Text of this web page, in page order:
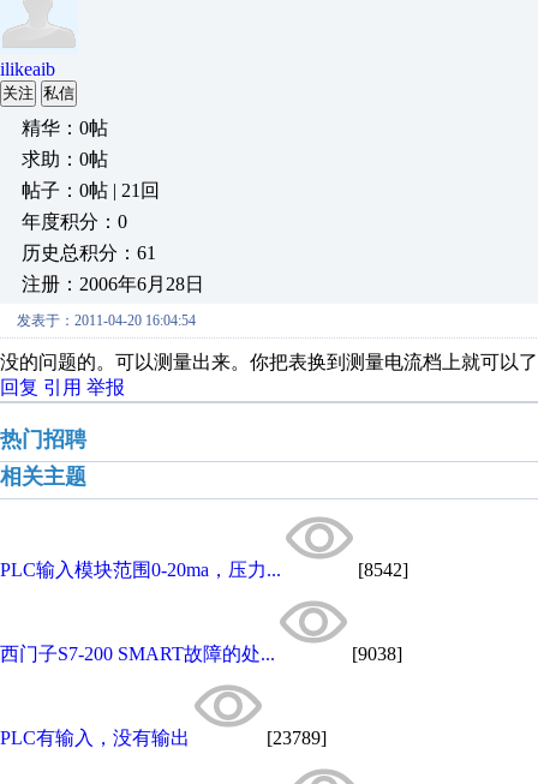
ilikeaib
关注 私信
精华：0帖
求助：0帖
帖子：0帖 | 21回
年度积分：0
历史总积分：61
注册：2006年6月28日
发表于：2011-04-20 16:04:54
没的问题的。可以测量出来。你把表换到测量电流档上就可以
回复 引用 举报
热门招聘
相关主题
PLC输入模块范围0-20ma，压力... [8542]
西门子S7-200 SMART故障的处... [9038]
PLC有输入，没有输出 [23789]